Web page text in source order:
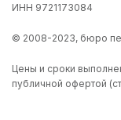
ИНН 9721173084
© 2008-2023, бюро
Цены и сроки
публичной офертой